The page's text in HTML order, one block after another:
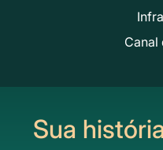
Canal
Sua